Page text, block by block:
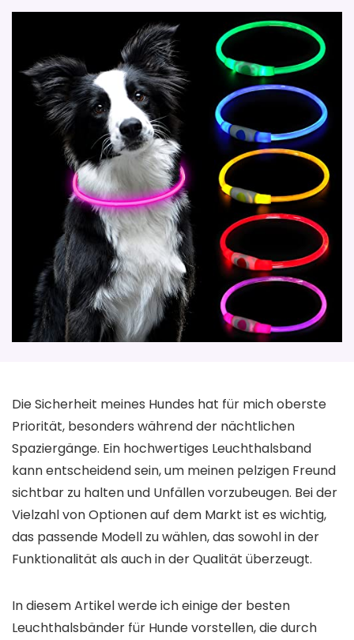
Die Sicherheit meines Hundes hat für mich oberste
Priorität, besonders während der nächtlichen
Spaziergänge. Ein hochwertiges Leuchthalsband
kann entscheidend sein, um meinen pelzigen Freund
sichtbar zu halten und Unfällen vorzubeugen. Bei der
Vielzahl von Optionen auf dem Markt ist es wichtig,
das passende Modell zu wählen, das sowohl in der
Funktionalität als auch in der Qualität überzeugt.
In diesem Artikel werde ich einige der besten
Leuchthalsbänder für Hunde vorstellen, die durch